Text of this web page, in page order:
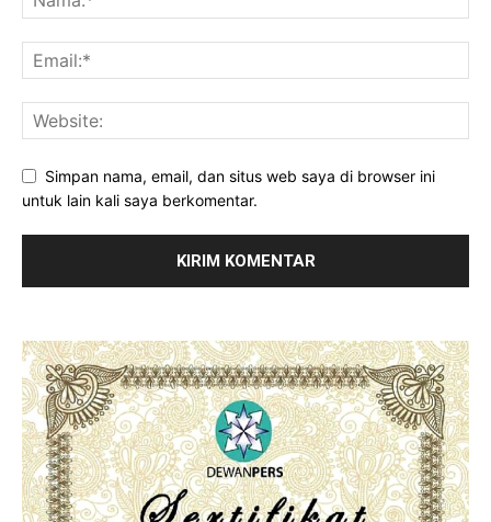
Simpan nama, email, dan situs web saya di browser ini
untuk lain kali saya berkomentar.